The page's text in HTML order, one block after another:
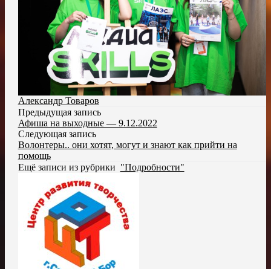
Александр Товаров
Предыдущая запись
Афиша на выходные — 9.12.2022
Следующая запись
Волонтеры.. они хотят, могут и знают как прийти на
помощь
Ещё записи из рубрики "Подробности"